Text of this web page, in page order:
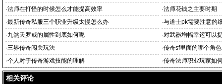
·法师在打怪的时候怎么才能提高效率 ·法师花钱之主要时期
·最新传奇私服三个职业升级太慢怎么办 ·与道士pk需要注意的
·九煞天罗戒的属性到底如何呢 ·对武器增幅幸运可以
·三界传奇闯关玩法 ·传奇sf里面的哪个角
·个人对于传奇游戏技能的理解 ·传奇法师职业玩家如
相关评论